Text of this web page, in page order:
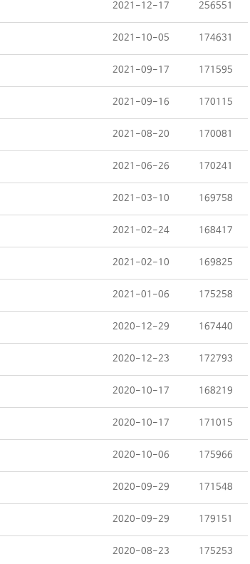
2021-12-17 256551
2021-10-05 174631
2021-09-17 171595
2021-09-16 170115
2021-08-20 170081
2021-06-26 170241
2021-03-10 169758
2021-02-24 168417
2021-02-10 169825
2021-01-06 175258
2020-12-29 167440
2020-12-23 172793
2020-10-17 168219
2020-10-17 171015
2020-10-06 175966
2020-09-29 171548
2020-09-29 179151
2020-08-23 175253